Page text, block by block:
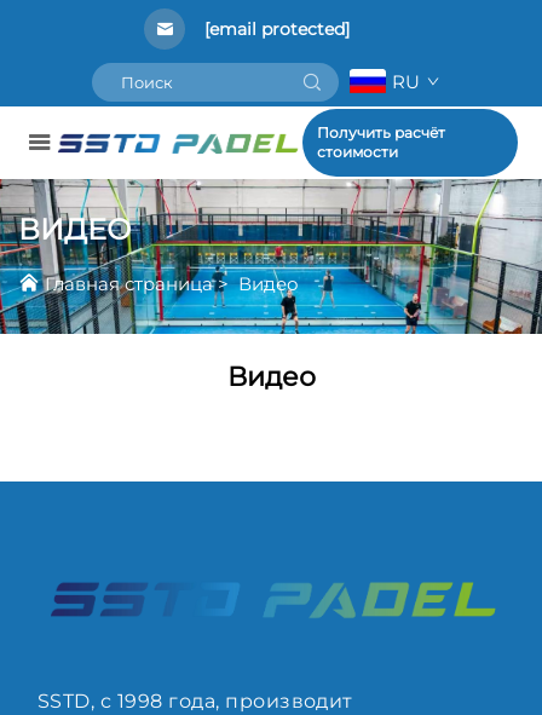
[email protected]
RU
Получить расчёт
стоимости
ВИДЕО
Главная страница>Видео
Видео
SSTD, с 1998 года, производит